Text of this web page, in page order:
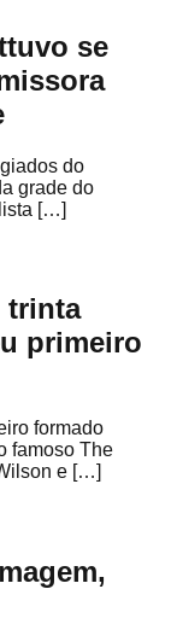
se
do
grade do
[…]
trinta
primeiro
formado
famoso The
e […]